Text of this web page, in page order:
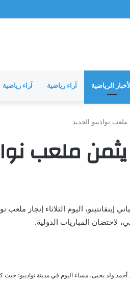
بعد مسيرة مشرفة
الأخبار الرياضية آراء رياضية آراء رياضية
ملعب نواذيبو الجديد
يثمن ملعب
إينفانتينو، اليوم الثلاثاء إنجاز
لاحتضان المباريات الدولية.
أحمد ولد يحيى، مساء اليوم في مدينة نواذيبو؛